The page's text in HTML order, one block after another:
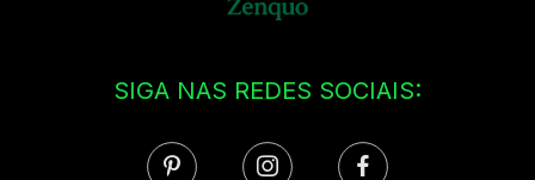
SIGA NAS REDES SOCIAIS: